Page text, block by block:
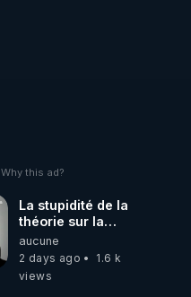
Why this ad?
La stupidité de la
théorie sur la
responsabilité de
l’homme
concernant le
aucune
2 days ago
1.6 k
views